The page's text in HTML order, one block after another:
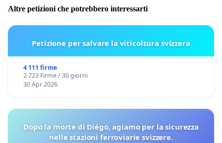
Altre petizioni che potrebbero interessarti
Petizione per salvare la viticoltura svizzera
4 111 firme
2 723 Firme / 30 giorni
30 Apr 2026
Dopo la morte di Diégo, agiamo per la sicurezza
nelle stazioni ferroviarie svizzere.